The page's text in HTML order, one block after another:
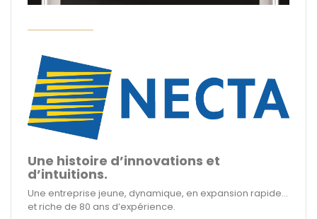
Une histoire d’innovations et
d’intuitions.
Une entreprise jeune, dynamique, en expansion rapide...
et riche de 80 ans d’expérience.